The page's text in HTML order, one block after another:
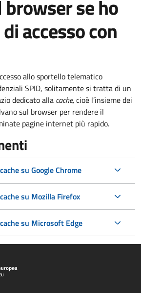
browser se ho
accesso con
allo sportello telematico
SPID, solitamente si tratta di un
dedicato alla cache,cioè l’insieme dei
sul browser per rendere il
pagine internet più rapido.
su Google Chrome
su Mozilla Firefox
su Microsoft Edge